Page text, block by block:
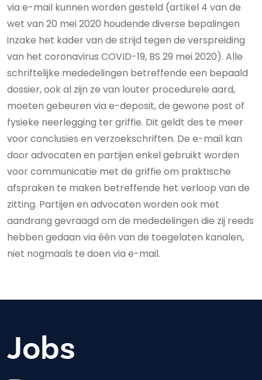
via e-mail kunnen worden gesteld (artikel 4 van de
wet van 20 mei 2020 houdende diverse bepalingen
inzake het kader van de strijd tegen de verspreiding
van het coronavirus COVID-19, BS 29 mei 2020). Alle
schriftelijke mededelingen betreffende een bepaald
dossier, ook al zijn ze van louter procedurele aard,
moeten gebeuren via e-deposit, de gewone post of
fysieke neerlegging ter griffie. Dit geldt des te meer
voor conclusies en verzoekschriften. De e-mail kan
door advocaten en partijen enkel gebruikt worden
voor communicatie met de griffie om praktische
afspraken te maken betreffende het verloop van de
zitting. Partijen en advocaten worden ook met
aandrang gevraagd om de mededelingen die zij reeds
hebben gedaan via één van de toegelaten kanalen,
niet nogmaals te doen via e-mail.
Jobs